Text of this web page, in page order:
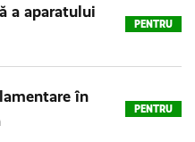
a aparatului
PENTRU
în
PENTRU